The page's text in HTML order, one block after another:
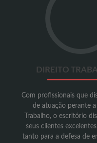
DIREITO
Com profissionais que
de atuação perante
Trabalho, o escritório
seus clientes
tanto para a defesa de